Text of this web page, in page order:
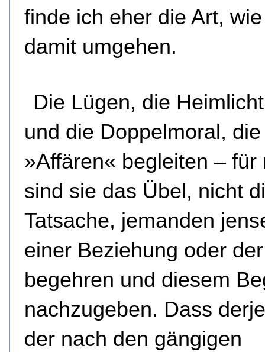
finde ich eher die Art,
damit umgehen.
Die Lügen, die
und die Doppelmoral,
»Affären« begleiten – für
sind sie das Übel, nicht
Tatsache, jemanden
einer Beziehung oder
begehren und diesem
nachzugeben. Dass
der nach den gängigen